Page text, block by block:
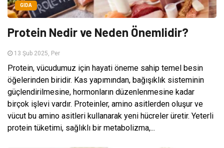
GIDA
Protein Nedir ve Neden Önemlidir?
13 Şub 2025, Per
Protein, vücudumuz için hayati öneme sahip temel besin
öğelerinden biridir. Kas yapımından, bağışıklık sisteminin
güçlendirilmesine, hormonların düzenlenmesine kadar
birçok işlevi vardır. Proteinler, amino asitlerden oluşur ve
vücut bu amino asitleri kullanarak yeni hücreler üretir. Yeterli
protein tüketimi, sağlıklı bir metabolizma,...